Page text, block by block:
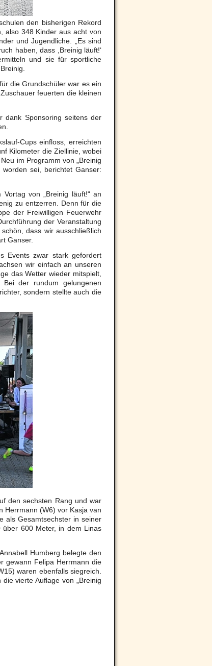
den bisherigen Rekord
also 348 Kinder aus acht von
und Jugendliche. „Es sind
haben, dass ,Breinig läuft!‘
und sie für sportliche
die Grundschüler war es ein
feuerten die kleinen
dank Sponsoring seitens der
Cups einfloss, erreichten
Kilometer die Ziellinie, wobei
im Programm von „Breinig
sei, berichtet Ganser:
von „Breinig läuft!“ an
zu entzerren. Denn für die
der Freiwilligen Feuerwehr
der Veranstaltung
dass wir ausschließlich
Ganser.
Events zwar stark gefordert
wir einfach an unseren
das Wetter wieder mitspielt,
der rundum gelungenen
sondern stellte auch die
den sechsten Rang und war
Herrmann (W6) vor Kasja van
als Gesamtsechster in seiner
über 600 Meter, in dem Linas
Humberg belegte den
gewann Felipa Herrmann die
waren ebenfalls siegreich.
vierte Auflage von „Breinig